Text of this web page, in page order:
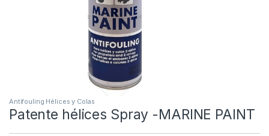
Antifouling Hélices y Colas
Patente hélices Spray -MARINE PAINT